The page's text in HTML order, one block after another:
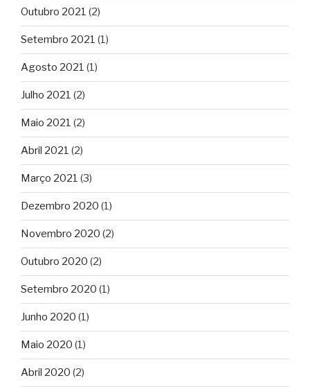
Outubro 2021 (2)
Setembro 2021 (1)
Agosto 2021 (1)
Julho 2021 (2)
Maio 2021 (2)
Abril 2021 (2)
Março 2021 (3)
Dezembro 2020 (1)
Novembro 2020 (2)
Outubro 2020 (2)
Setembro 2020 (1)
Junho 2020 (1)
Maio 2020 (1)
Abril 2020 (2)